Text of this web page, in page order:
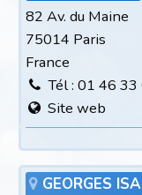
82 Av. du Maine
75014 Paris
France
Tél : 01 46
Site web
GEORGES